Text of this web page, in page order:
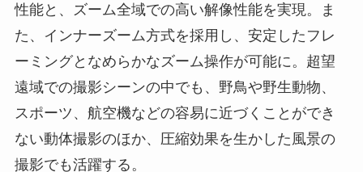
性能と、ズーム全域での高い解像性能を実現。ま
た、インナーズーム方式を採用し、安定したフレ
ーミングとなめらかなズーム操作が可能に。超望
遠域での撮影シーンの中でも、野鳥や野生動物、
スポーツ、航空機などの容易に近づくことができ
ない動体撮影のほか、圧縮効果を生かした風景の
撮影でも活躍する。